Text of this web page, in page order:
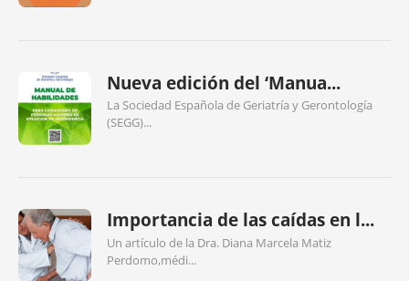
Nueva edición del ‘Manua...
La Sociedad Española de Geriatría y Gerontología
(SEGG)...
Importancia de las caídas en l...
Un artículo de la Dra. Diana Marcela Matiz
Perdomo,médi...